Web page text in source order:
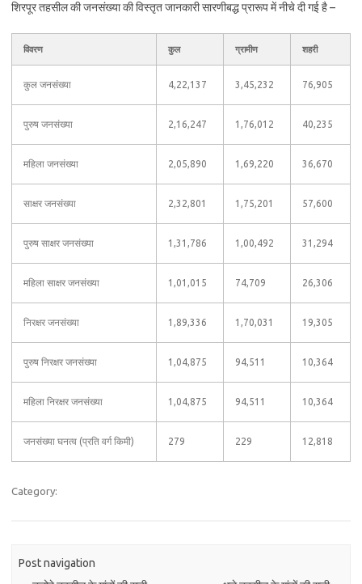
शिरपूर तहसील की जनसंख्या की विस्तृत जानकारी सारणीबद्ध प्रारूप में नीचे दी गई है –
विवरण कुल ग्रामीण शहरी
कुल जनसंख्या 4,22,137 3,45,232 76,905
पुरुष जनसंख्या 2,16,247 1,76,012 40,235
महिला जनसंख्या 2,05,890 1,69,220 36,670
साक्षर जनसंख्या 2,32,801 1,75,201 57,600
पुरुष साक्षर जनसंख्या 1,31,786 1,00,492 31,294
महिला साक्षर जनसंख्या 1,01,015 74,709 26,306
निरक्षर जनसंख्या 1,89,336 1,70,031 19,305
पुरुष निरक्षर जनसंख्या 1,04,875 94,511 10,364
महिला निरक्षर जनसंख्या 1,04,875 94,511 10,364
जनसंख्या घनत्व (प्रति वर्ग किमी) 279 229 12,818
Category:
Post navigation